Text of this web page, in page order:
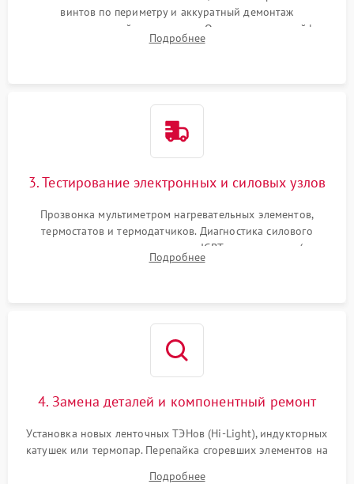
винтов по периметру и аккуратный демонтаж
стеклокерамической поверхности. Отсоединение шлейфов
сенсорного блока для доступа к силовым платам, катушкам
Подробнее
3. Тестирование электронных и силовых узлов
Прозвонка мультиметром нагревательных элементов,
термостатов и термодатчиков. Диагностика силового
модуля, реле, диодных мостов и IGBT-транзисторов (для
индукции). Проверка кранов и газ-контроля (для газовых
Подробнее
4. Замена деталей и компонентный ремонт
Установка новых ленточных ТЭНов (Hi-Light), индукторных
катушек или термопар. Перепайка сгоревших элементов на
Подробнее